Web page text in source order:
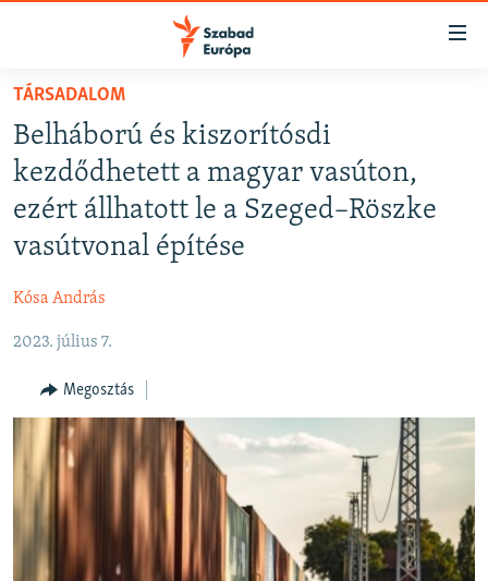
Akadálymentes
Ugrás
fő
oldalra
tartalomjegyzékre
keresésre
NAPIRENDEN
AKTUÁLIS
PODCASTOK
VIDEÓK
SZABADON
TÁRSADALOM
DEMOKRÁCIA
A PÉNZ NYOMÁBAN
EURÓPAI UNIÓ
VILÁG
TÁRSADALOM
Belháború és kiszorítósdi
kezdődhetett a magyar vasúton,
ezért állhatott le a Szeged–Röszke
vasútvonal építése
Kósa András
2023. július 7.
Megosztás
FELIRATKOZÁS
Spotify